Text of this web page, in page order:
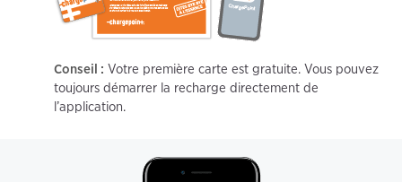
Conseil : Votre première carte est gratuite. Vous pouvez
toujours démarrer la recharge directement de
l’application.